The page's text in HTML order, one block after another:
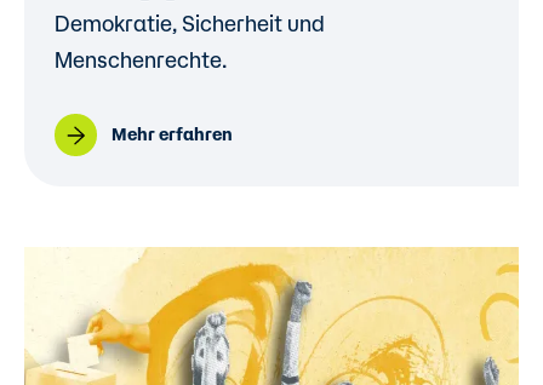
Demokratie, Sicherheit und
Menschenrechte.
Mehr erfahren